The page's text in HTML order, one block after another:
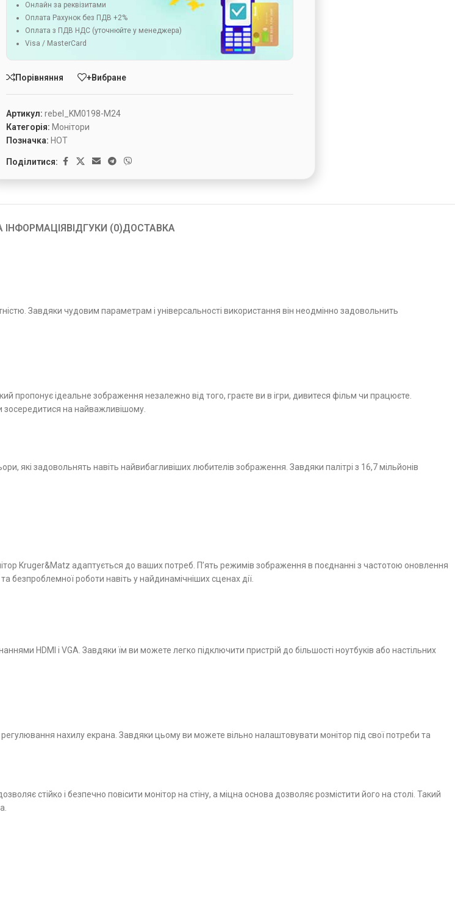
Онлайн за реквізитами
Оплата Рахунок без ПДВ +2%
Оплата з ПДВ НДС (уточнюйте у менеджера)
Visa / MasterCard
Порівняння +Вибране
Артикул:rebel_KM0198-M24
Категорія: Монітори
Позначка: HOT
Поділитися:
ВІДГУКИ (0)ДОСТАВКА
Завдяки чудовим параметрам і універсальності використання він неодмінно задовольнить
ідеальне зображення незалежно від того, граєте ви в ігри, дивитеся фільм чи працюєте.
зосередитися на найважливішому.
які задовольнять навіть найвибагливіших любителів зображення. Завдяки палітрі з 16,7 мільйонів
Kruger&Matz адаптується до ваших потреб. П’ять режимів зображення в поєднанні з частотою оновлення
безпроблемної роботи навіть у найдинамічніших сценах дії.
HDMI і VGA. Завдяки їм ви можете легко підключити пристрій до більшості ноутбуків або настільних
нахилу екрана. Завдяки цьому ви можете вільно налаштовувати монітор під свої потреби та
стійко і безпечно повісити монітор на стіну, а міцна основа дозволяє розмістити його на столі. Такий